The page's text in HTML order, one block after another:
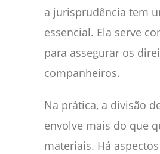
a jurisprudência tem
essencial. Ela serve
para assegurar os
companheiros.
Na prática, a divisão
envolve mais do que
materiais. Há